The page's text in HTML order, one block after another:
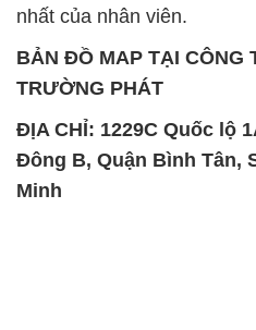
Đông B, Quận Bình Tân,
Minh